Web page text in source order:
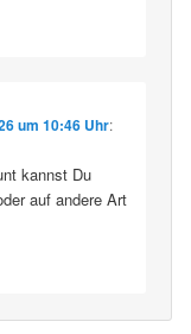
um 10:46 Uhr:
kannst Du
auf andere Art